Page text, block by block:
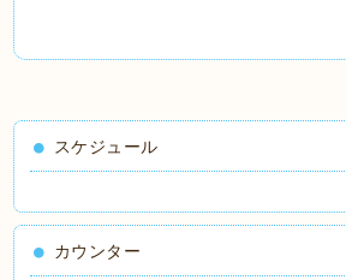
スケジュール
カウンター